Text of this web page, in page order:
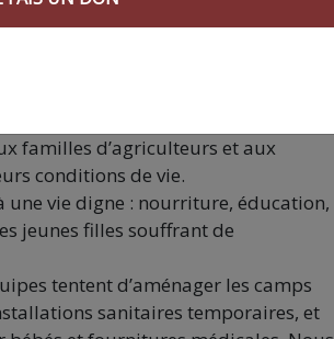
aurait des conséquences
de leur porter assistance.
travail sur le terrain, dans les
familles d’agriculteurs et aux
conditions de vie.
vie digne : nourriture, éducation,
jeunes filles souffrant de
tentent d’aménager les camps
sanitaires temporaires, et